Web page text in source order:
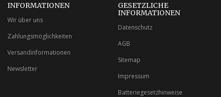
INFORMATIONEN
Wir über uns
Zahlungsmöglichkeiten
Versandinformationen
Newsletter
GESETZLICHE
INFORMATIONEN
Datenschutz
AGB
Sitemap
Impressum
Batteriegesetzhinweise